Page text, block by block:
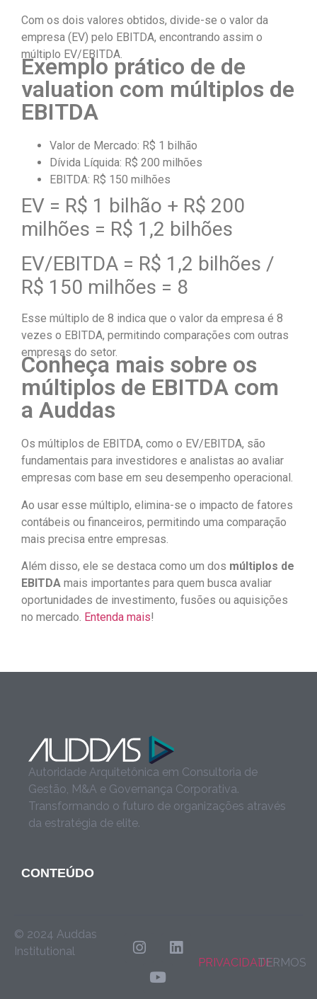
Com os dois valores obtidos, divide-se o valor da
empresa (EV) pelo EBITDA, encontrando assim o
múltiplo EV/EBITDA.
Exemplo prático de de
valuation com múltiplos de
EBITDA
Valor de Mercado: R$ 1 bilhão
Dívida Líquida: R$ 200 milhões
EBITDA: R$ 150 milhões
EV = R$ 1 bilhão + R$ 200
milhões = R$ 1,2 bilhões
EV/EBITDA = R$ 1,2 bilhões /
R$ 150 milhões = 8
Esse múltiplo de 8 indica que o valor da empresa é 8
vezes o EBITDA, permitindo comparações com outras
empresas do setor.
Conheça mais sobre os
múltiplos de EBITDA com
a Auddas
Os múltiplos de EBITDA, como o EV/EBITDA, são
fundamentais para investidores e analistas ao avaliar
empresas com base em seu desempenho operacional.
Ao usar esse múltiplo, elimina-se o impacto de fatores
contábeis ou financeiros, permitindo uma comparação
mais precisa entre empresas.
Além disso, ele se destaca como um dos múltiplos de
EBITDA mais importantes para quem busca avaliar
oportunidades de investimento, fusões ou aquisições
no mercado. Entenda mais!
Autoridade Arquitetônica em Consultoria de
Gestão, M&A e Governança Corporativa.
Transformando o futuro de organizações através
da estratégia de elite.
CONTEÚDO
© 2024 Auddas
Institutional
PRIVACIDADETERMOS